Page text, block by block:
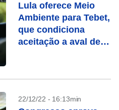
Lula oferece Meio
Ambiente para Tebet,
que condiciona
aceitação a aval de
22/12/22 - 16:13min